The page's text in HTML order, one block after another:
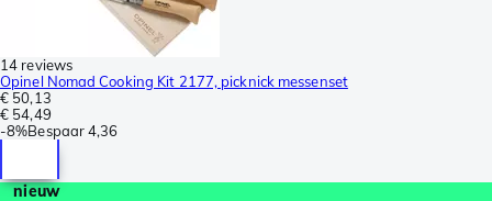
14 reviews
Opinel Nomad Cooking Kit 2177, picknick messenset
€ 50,13
€ 54,49
-8%Bespaar4,36
nieuw